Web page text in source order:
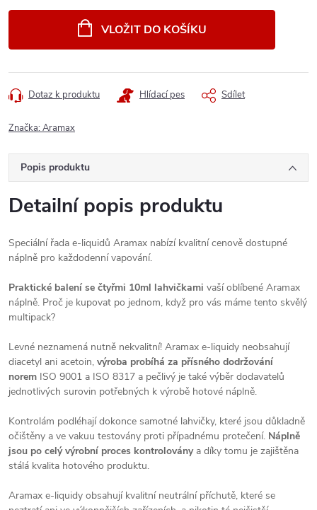
VLOŽIT DO KOŠÍKU
Dotaz k produktu Hlídací pes Sdílet
Značka:Aramax
Popis produktu
Detailní popis produktu
Speciální řada e-liquidů Aramax nabízí kvalitní cenově dostupné
náplně pro každodenní vapování.
Praktické balení se čtyřmi 10ml lahvičkami vaší oblíbené Aramax
náplně. Proč je kupovat po jednom, když pro vás máme tento skvělý
multipack?
Levné neznamená nutně nekvalitní! Aramax e-liquidy neobsahují
diacetyl ani acetoin, výroba probíhá za přísného dodržování
norem ISO 9001 a ISO 8317 a pečlivý je také výběr dodavatelů
jednotlivých surovin potřebných k výrobě hotové náplně.
Kontrolám podléhají dokonce samotné lahvičky, které jsou důkladně
očištěny a ve vakuu testovány proti případnému protečení. Náplně
jsou po celý výrobní proces kontroloványa díky tomu je zajištěna
stálá kvalita hotového produktu.
Aramax e-liquidy obsahují kvalitní neutrální příchutě, které se